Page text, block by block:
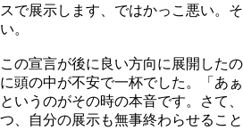
スで展示します、ではかっこ悪い。
い。
この宣言が後に良い方向に展開した
に頭の中が不安で一杯でした。「あ
というのがその時の本音です。さて
つ、自分の展示も無事終わらせるこ